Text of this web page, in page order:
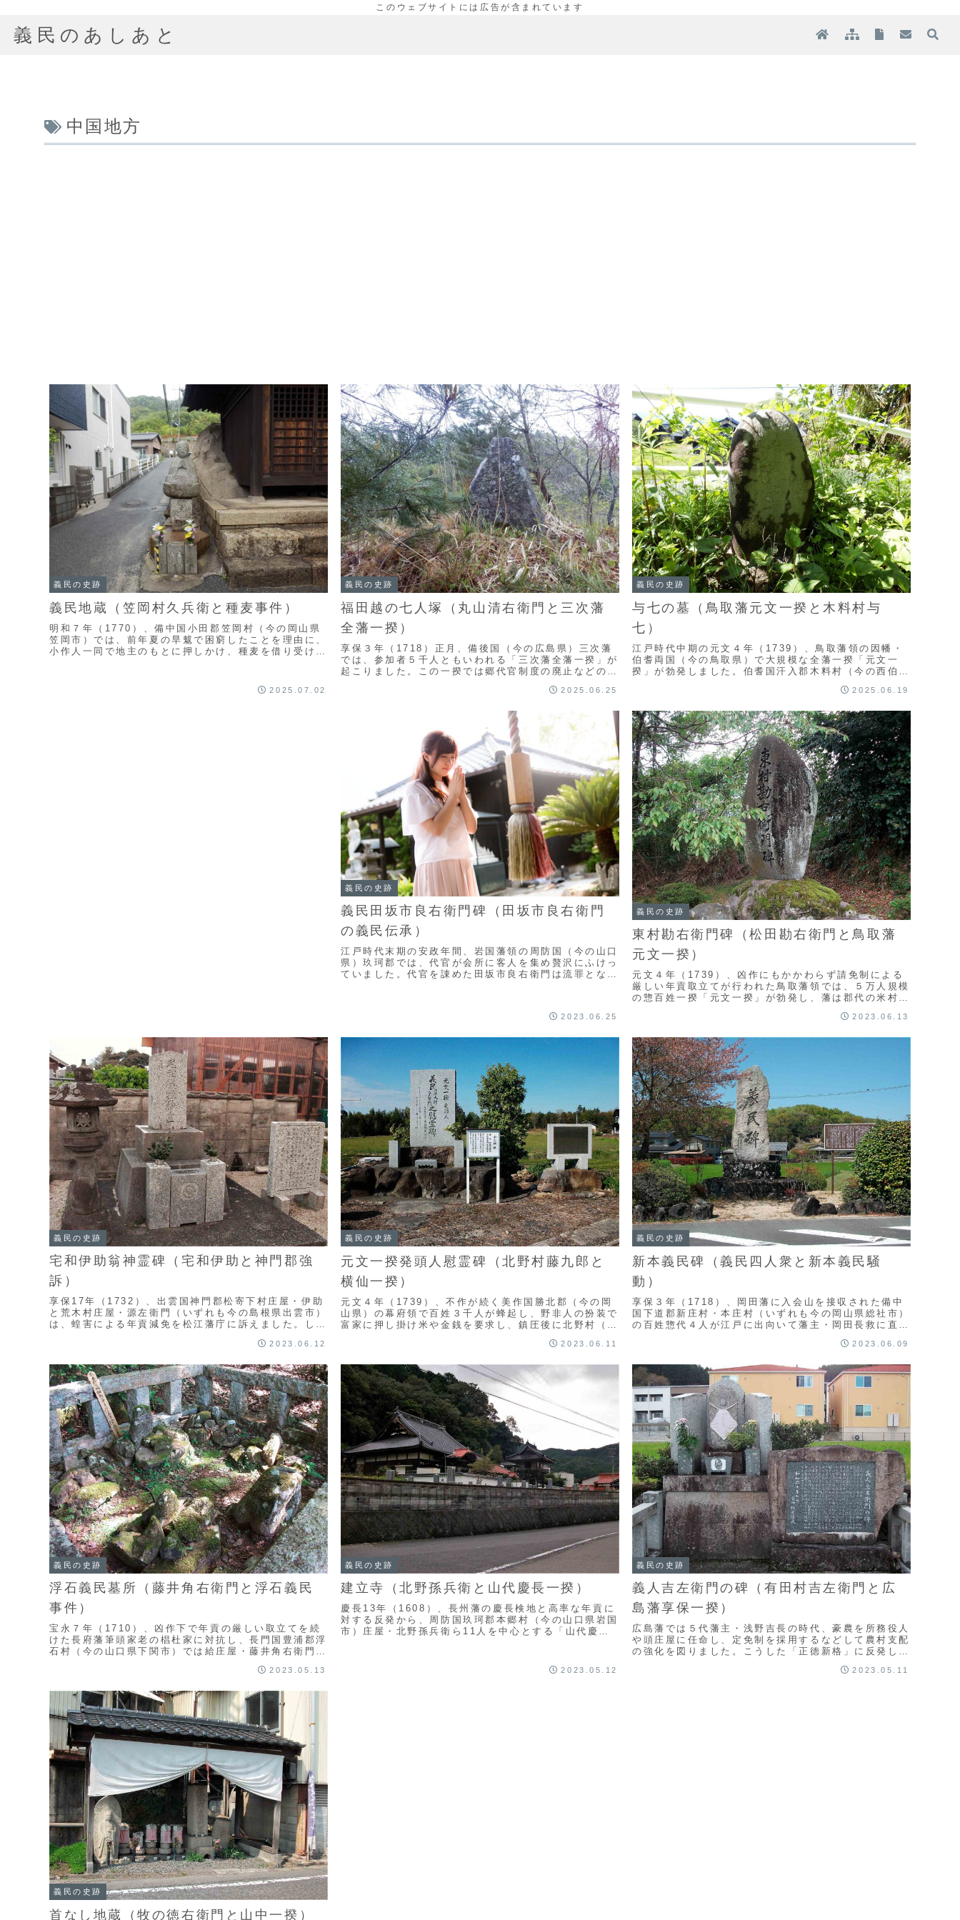
義民のあしあと
中国地方
義民の史跡
義民地蔵（笠岡村久兵衛と種麦事件）
明和７年（1770）、備中国小田郡笠岡村（今の岡山県
笠岡市）では、前年夏の旱魃で困窮したことを理由に、
小作人一同で地主のもとに押しかけ、種麦を借り受けよ
2025.07.02
義民の史跡
福田越の七人塚（丸山清右衛門と三次藩
全藩一揆）
享保３年（1718）正月、備後国（今の広島県）三次藩
では、参加者５千人ともいわれる「三次藩全藩一揆」が
起こりました。この一揆では郷代官制度の廃止などの成
2025.06.25
義民の史跡
与七の墓（鳥取藩元文一揆と木料村与
七）
江戸時代中期の元文４年（1739）、鳥取藩領の因幡・
伯耆両国（今の鳥取県）で大規模な全藩一揆「元文一
揆」が勃発しました。伯耆国汗入郡木料村（今の西伯郡
2025.06.19
義民の史跡
義民田坂市良右衛門碑（田坂市良右衛門
の義民伝承）
江戸時代末期の安政年間、岩国藩領の周防国（今の山口
県）玖珂郡では、代官が会所に客人を集め贅沢にふけっ
ていました。代官を諌めた田坂市良右衛門は流罪となり
2023.06.25
義民の史跡
東村勘右衛門碑（松田勘右衛門と鳥取藩
元文一揆）
元文４年（1739）、凶作にもかかわらず請免制による
厳しい年貢取立てが行われた鳥取藩領では、５万人規模
の惣百姓一揆「元文一揆」が勃発し、藩は郡代の米村所
2023.06.13
義民の史跡
宅和伊助翁神霊碑（宅和伊助と神門郡強
訴）
享保17年（1732）、出雲国神門郡松寄下村庄屋・伊助
と荒木村庄屋・源左衛門（いずれも今の島根県出雲市）
は、蝗害による年貢減免を松江藩庁に訴えました。しか
2023.06.12
義民の史跡
元文一揆発頭人慰霊碑（北野村藤九郎と
横仙一揆）
元文４年（1739）、不作が続く美作国勝北郡（今の岡
山県）の幕府領で百姓３千人が蜂起し、野非人の扮装で
富家に押し掛け米や金銭を要求し、鎮圧後に北野村（今
2023.06.11
義民の史跡
新本義民碑（義民四人衆と新本義民騒
動）
享保３年（1718）、岡田藩に入会山を接収された備中
国下道郡新庄村・本庄村（いずれも今の岡山県総社市）
の百姓惣代４人が江戸に出向いて藩主・岡田長救に直訴
2023.06.09
義民の史跡
浮石義民墓所（藤井角右衛門と浮石義民
事件）
宝永７年（1710）、凶作下で年貢の厳しい取立てを続
けた長府藩筆頭家老の椙杜家に対抗し、長門国豊浦郡浮
石村（今の山口県下関市）では給庄屋・藤井角右衛門を
2023.05.13
義民の史跡
建立寺（北野孫兵衛と山代慶長一揆）
慶長13年（1608）、長州藩の慶長検地と高率な年貢に
対する反発から、周防国玖珂郡本郷村（今の山口県岩国
市）庄屋・北野孫兵衛ら11人を中心とする「山代慶長
2023.05.12
義民の史跡
義人吉左衛門の碑（有田村吉左衛門と広
島藩享保一揆）
広島藩では５代藩主・浅野吉長の時代、豪農を所務役人
や頭庄屋に任命し、定免制を採用するなどして農村支配
の強化を図りました。こうした「正徳新格」に反発し、
2023.05.11
義民の史跡
首なし地蔵（牧の徳右衛門と山中一揆）